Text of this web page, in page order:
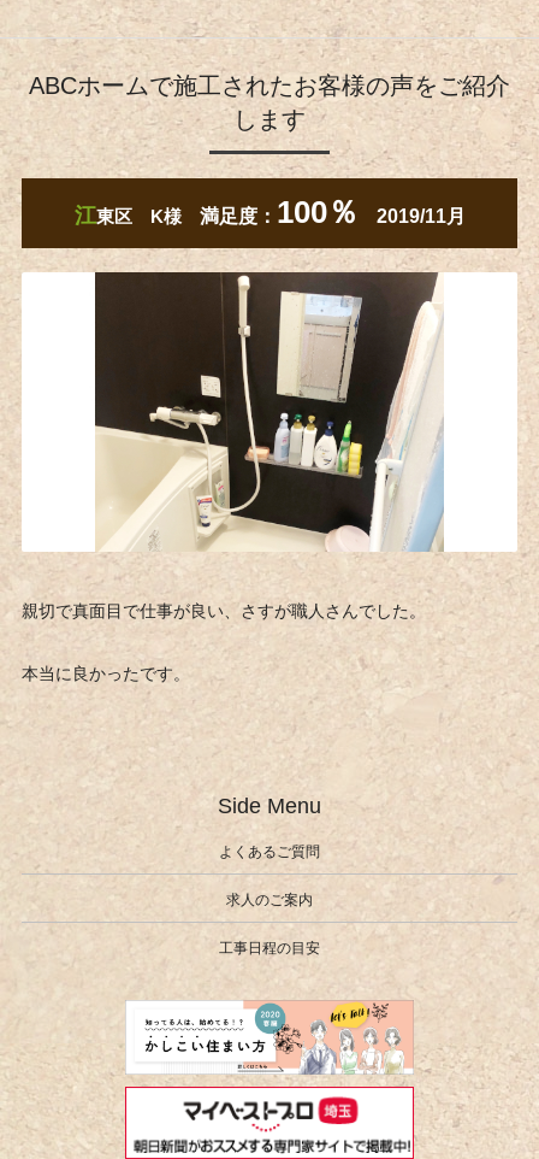
ABCホームで施工されたお客様の声をご紹介
します
江東区 K様 満足度： 100％ 2019/11月
親切で真面目で仕事が良い、さすが職人さんでした。
本当に良かったです。
Side Menu
よくあるご質問
求人のご案内
工事日程の目安